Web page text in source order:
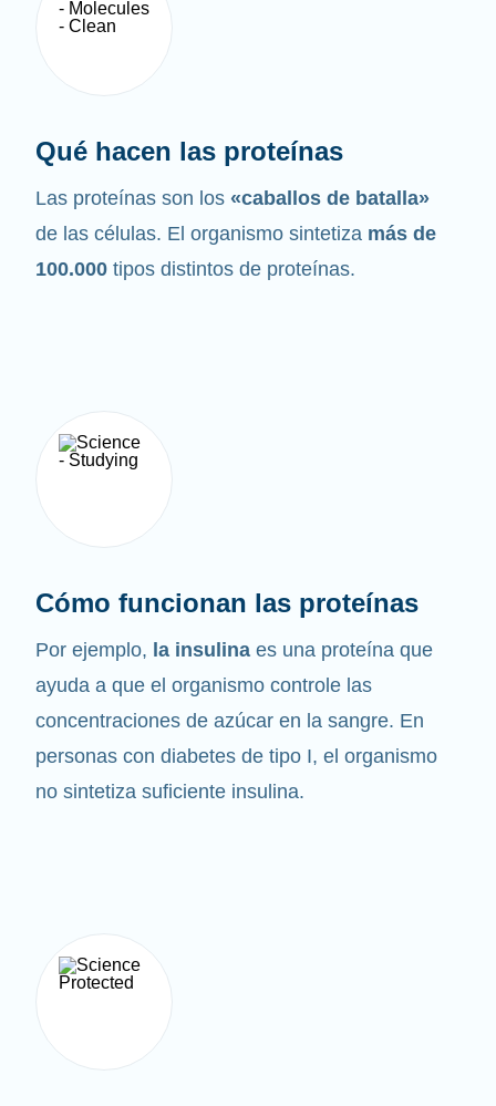
Qué hacen las proteínas
Las proteínas son los «caballos de batalla»
de las células. El organismo sintetiza más de
100.000 tipos distintos de proteínas.
Cómo funcionan las proteínas
Por ejemplo, la insulina es una proteína que
ayuda a que el organismo controle las
concentraciones de azúcar en la sangre. En
personas con diabetes de tipo I, el organismo
no sintetiza suficiente insulina.